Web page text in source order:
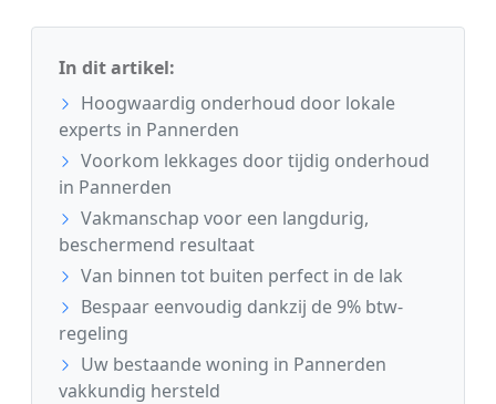
In dit artikel:
Hoogwaardig onderhoud door lokale
experts in Pannerden
Voorkom lekkages door tijdig onderhoud
in Pannerden
Vakmanschap voor een langdurig,
beschermend resultaat
Van binnen tot buiten perfect in de lak
Bespaar eenvoudig dankzij de 9% btw-
regeling
Uw bestaande woning in Pannerden
vakkundig hersteld